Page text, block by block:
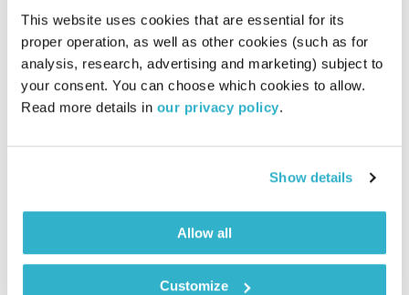
This website uses cookies that are essential for its
proper operation, as well as other cookies (such as for
analysis, research, advertising and marketing) subject to
your consent. You can choose which cookies to allow.
Read more details in our privacy policy.
Show details
Allow all
Customize
התחלה
26.10.09
01:00:25